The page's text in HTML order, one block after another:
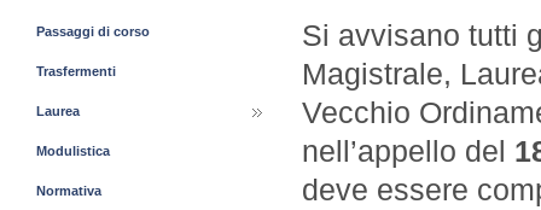
Si avvisano tutti
Magistrale,
Vecchio
nell’appello del
deve essere
Passaggi di corso
Trasfermenti
Laurea
Modulistica
Normativa